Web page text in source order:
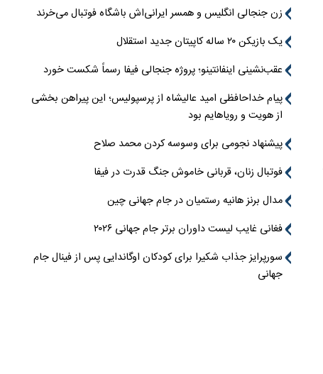
زن جنجالی انگلیس و همسر ایرانی‌اش باشگاه فوتبال می‌خرند
یک بازیکن ۲۰ ساله کاپیتان جدید استقلال
عقب‌نشینی اینفانتینو؛ پروژه جنجالی فیفا رسماً شکست خورد
پیام خداحافظی امید عالیشاه از پرسپولیس؛ این پیراهن بخشی
از هویت و رویاهایم بود
پیشنهاد نجومی برای وسوسه کردن محمد صلاح
فوتبال زنان، قربانی خاموش جنگ قدرت در فیفا
مدال برنز هانیه رستمیان در جام جهانی چین
فغانی غایب لیست داوران برتر جام جهانی ۲۰۲۶
سورپرایز جذاب شکیرا برای کودکان اوگاندایی پس از فینال جام
جهانی